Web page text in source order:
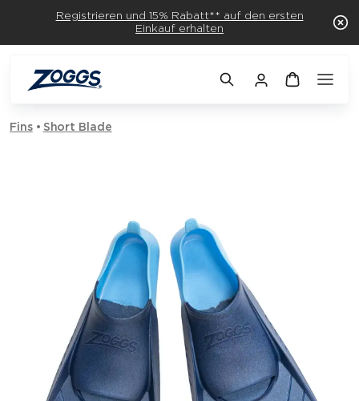
Registrieren und 15% Rabatt** auf den ersten
Einkauf erhalten
Fins Short Blade